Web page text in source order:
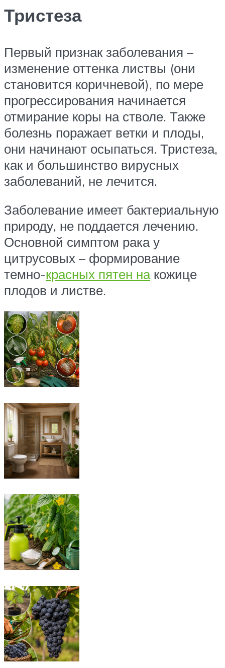
Тристеза
Первый признак заболевания –
изменение оттенка листвы (они
становится коричневой), по мере
прогрессирования начинается
отмирание коры на стволе. Также
болезнь поражает ветки и плоды,
они начинают осыпаться. Тристеза,
как и большинство вирусных
заболеваний, не лечится.
Заболевание имеет бактериальную
природу, не поддается лечению.
Основной симптом рака у
цитрусовых – формирование
темно-красных пятен накожице
плодов и листве.